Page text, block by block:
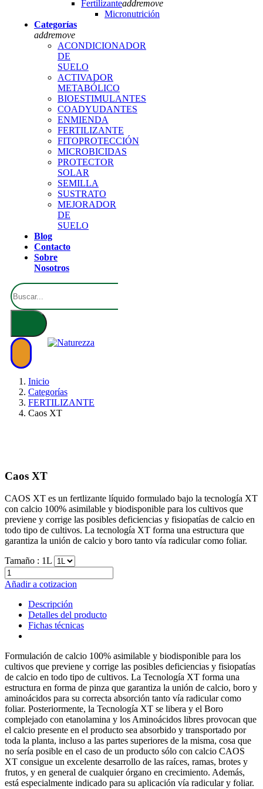
Fertilizanteaddremove
Micronutrición
Categorías
addremove
ACONDICIONADOR
DE
SUELO
ACTIVADOR
METABÓLICO
BIOESTIMULANTES
COADYUDANTES
ENMIENDA
FERTILIZANTE
FITOPROTECCIÓN
MICROBICIDAS
PROTECTOR
SOLAR
SEMILLA
SUSTRATO
MEJORADOR
DE
SUELO
Blog
Contacto
Sobre
Nosotros
Inicio
Categorías
FERTILIZANTE
Caos XT
Caos XT
CAOS XT es un fertlizante líquido formulado bajo la tecnología XT
con calcio 100% asimilable y biodisponible para los cultivos que
previene y corrige las posibles deficiencias y fisiopatías de calcio en
todo tipo de cultivos. La tecnología XT forma una estructura que
garantiza la unión de calcio y boro tanto vía radicular como foliar.
Tamaño : 1L
Añadir a cotizacion
Descripción
Detalles del producto
Fichas técnicas
Formulación de calcio 100% asimilable y biodisponible para los
cultivos que previene y corrige las posibles deficiencias y fisiopatías
de calcio en todo tipo de cultivos. La Tecnología XT forma una
estructura en forma de pinza que garantiza la unión de calcio, boro y
aminoácidos para su correcta absorción tanto vía radicular como
foliar. Posteriormente, la Tecnología XT se libera y el Boro
complejado con etanolamina y los Aminoácidos libres provocan que
el calcio presente en el producto sea absorbido y transportado por
toda la planta, incluso a las partes superiores de la misma, cosa que
no sería posible en el caso de un producto sólo con calcio CAOS
XT consigue un excelente desarrollo de las raíces, ramas, brotes y
frutos, y en general de cualquier órgano en crecimiento. Además,
está especialmente indicado para su aplicación vía radicular y foliar.